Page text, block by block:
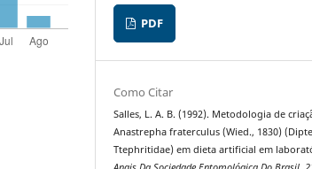
PDF
Como Citar
Salles, L. A. B. (1992). Metodologia de
Anastrepha fraterculus (Wied., 1830)
Ttephritidae) em dieta artificial em